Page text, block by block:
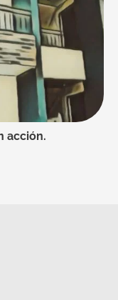
acción.